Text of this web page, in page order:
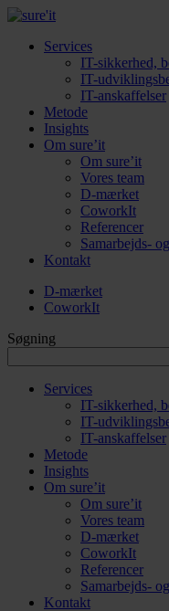
Services
IT-sikkerhed,
IT-
IT-anskaffelser
Metode
Insights
Om sure’it
Om sure’it
Vores team
D-mærket
CoworkIt
Referencer
Samarbejds-
Kontakt
D-mærket
CoworkIt
Søgning
efter:
Services
IT-sikkerhed,
IT-
IT-anskaffelser
Metode
Insights
Om sure’it
Om sure’it
Vores team
D-mærket
CoworkIt
Referencer
Samarbejds-
Kontakt